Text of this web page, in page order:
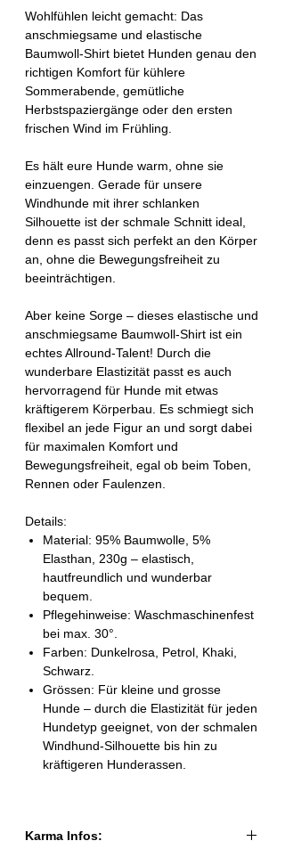
Wohlfühlen leicht gemacht: Das
anschmiegsame und elastische
Baumwoll-Shirt bietet Hunden genau den
richtigen Komfort für kühlere
Sommerabende, gemütliche
Herbstspaziergänge oder den ersten
frischen Wind im Frühling.
Es hält eure Hunde warm, ohne sie
einzuengen. Gerade für unsere
Windhunde mit ihrer schlanken
Silhouette ist der schmale Schnitt ideal,
denn es passt sich perfekt an den Körper
an, ohne die Bewegungsfreiheit zu
beeinträchtigen.
Aber keine Sorge – dieses elastische und
anschmiegsame Baumwoll-Shirt ist ein
echtes Allround-Talent! Durch die
wunderbare Elastizität passt es auch
hervorragend für Hunde mit etwas
kräftigerem Körperbau. Es schmiegt sich
flexibel an jede Figur an und sorgt dabei
für maximalen Komfort und
Bewegungsfreiheit, egal ob beim Toben,
Rennen oder Faulenzen.
Details:
Material: 95% Baumwolle, 5%
Elasthan, 230g – elastisch,
hautfreundlich und wunderbar
bequem.
Pflegehinweise: Waschmaschinenfest
bei max. 30°.
Farben: Dunkelrosa, Petrol, Khaki,
Schwarz.
Grössen: Für kleine und grosse
Hunde – durch die Elastizität für jeden
Hundetyp geeignet, von der schmalen
Windhund-Silhouette bis hin zu
kräftigeren Hunderassen.
Karma Infos: